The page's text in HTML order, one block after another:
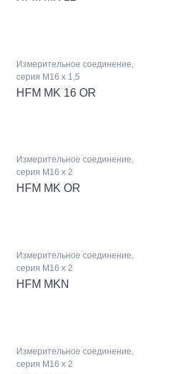
Измерительное соединение,
серия M16 x 1,5
HFM MK 16 OR
Измерительное соединение,
серия M16 x 2
HFM MK OR
Измерительное соединение,
серия M16 x 2
HFM MKN
Измерительное соединение,
серия M16 x 2